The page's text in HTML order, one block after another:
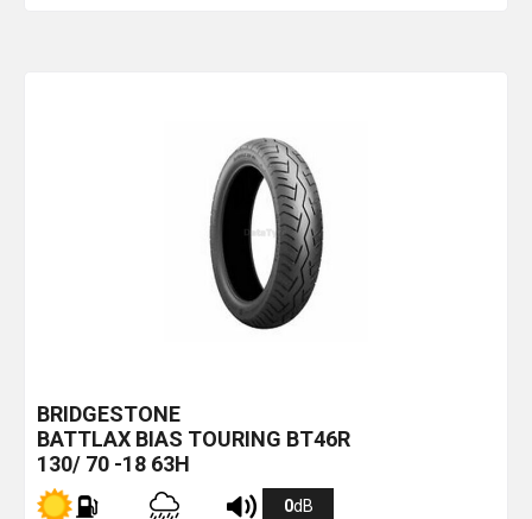
BRIDGESTONE
BATTLAX BIAS TOURING BT46R
130/ 70 -18 63H
0dB